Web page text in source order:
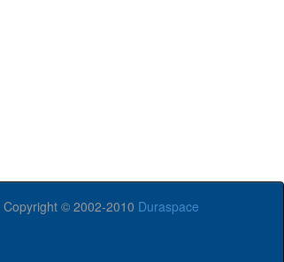
Copyright © 2002-2010 Duraspace